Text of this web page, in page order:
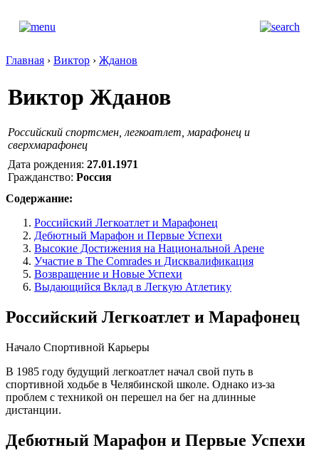
Главная › Виктор › Жданов
Виктор Жданов
Российский спортсмен, легкоатлет, марафонец и
сверхмарафонец
Дата рождения: 27.01.1971
Гражданство: Россия
Содержание:
Российский Легкоатлет и Марафонец
Дебютный Марафон и Первые Успехи
Высокие Достижения на Национальной Арене
Участие в The Comrades и Дисквалификация
Возвращение и Новые Успехи
Выдающийся Вклад в Легкую Атлетику
Российский Легкоатлет и Марафонец
Начало Спортивной Карьеры
В 1985 году будущий легкоатлет начал свой путь в
спортивной ходьбе в Челябинской школе. Однако из-за
проблем с техникой он перешел на бег на длинные
дистанции.
Дебютный Марафон и Первые Успехи